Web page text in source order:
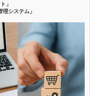
」
理システム」